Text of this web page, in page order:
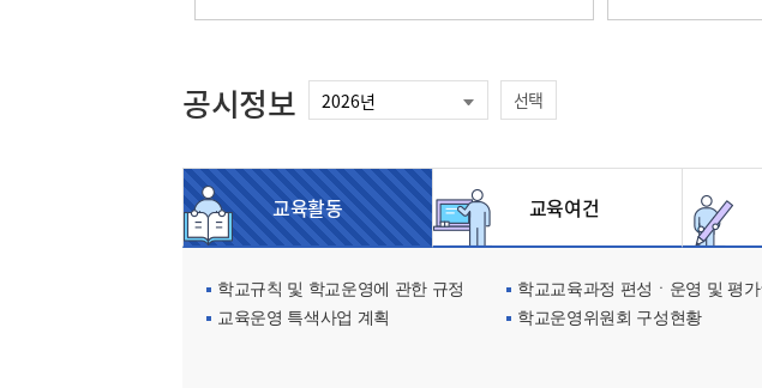
공시정보 선택
교육활동 교육여건
학교규칙 및 학교운영에 관한 규정 학교교육과정 편성ㆍ운영 및 평가에 관한 사항
교육운영 특색사업 계획
학교운영위원회 구성현황